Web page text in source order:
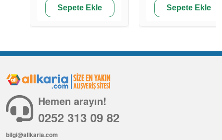
Sepete Ekle Sepete Ekle
Hemen arayın!
0252 313 09 82
bilgi@allkaria.com